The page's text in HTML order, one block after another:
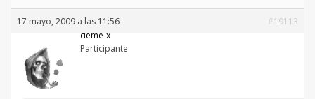
17 mayo, 2009 a las 11:56
#19113
deme-x
Participante